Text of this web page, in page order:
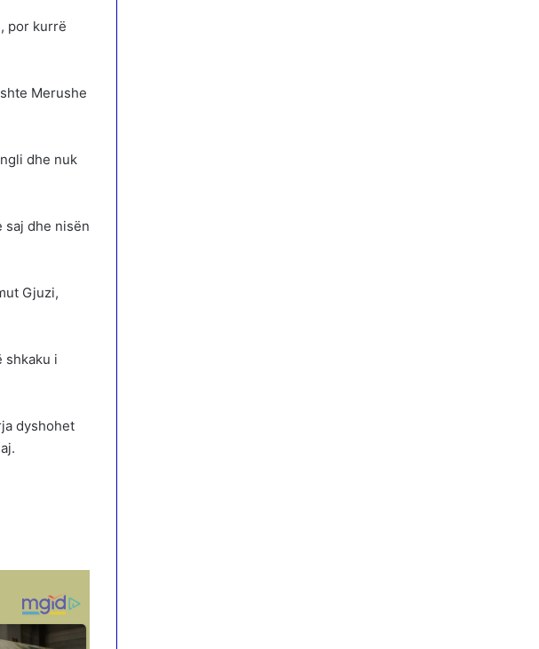
por kurrë
Merushe
dhe nuk
saj dhe nisën
Gjuzi,
shkaku i
dyshohet